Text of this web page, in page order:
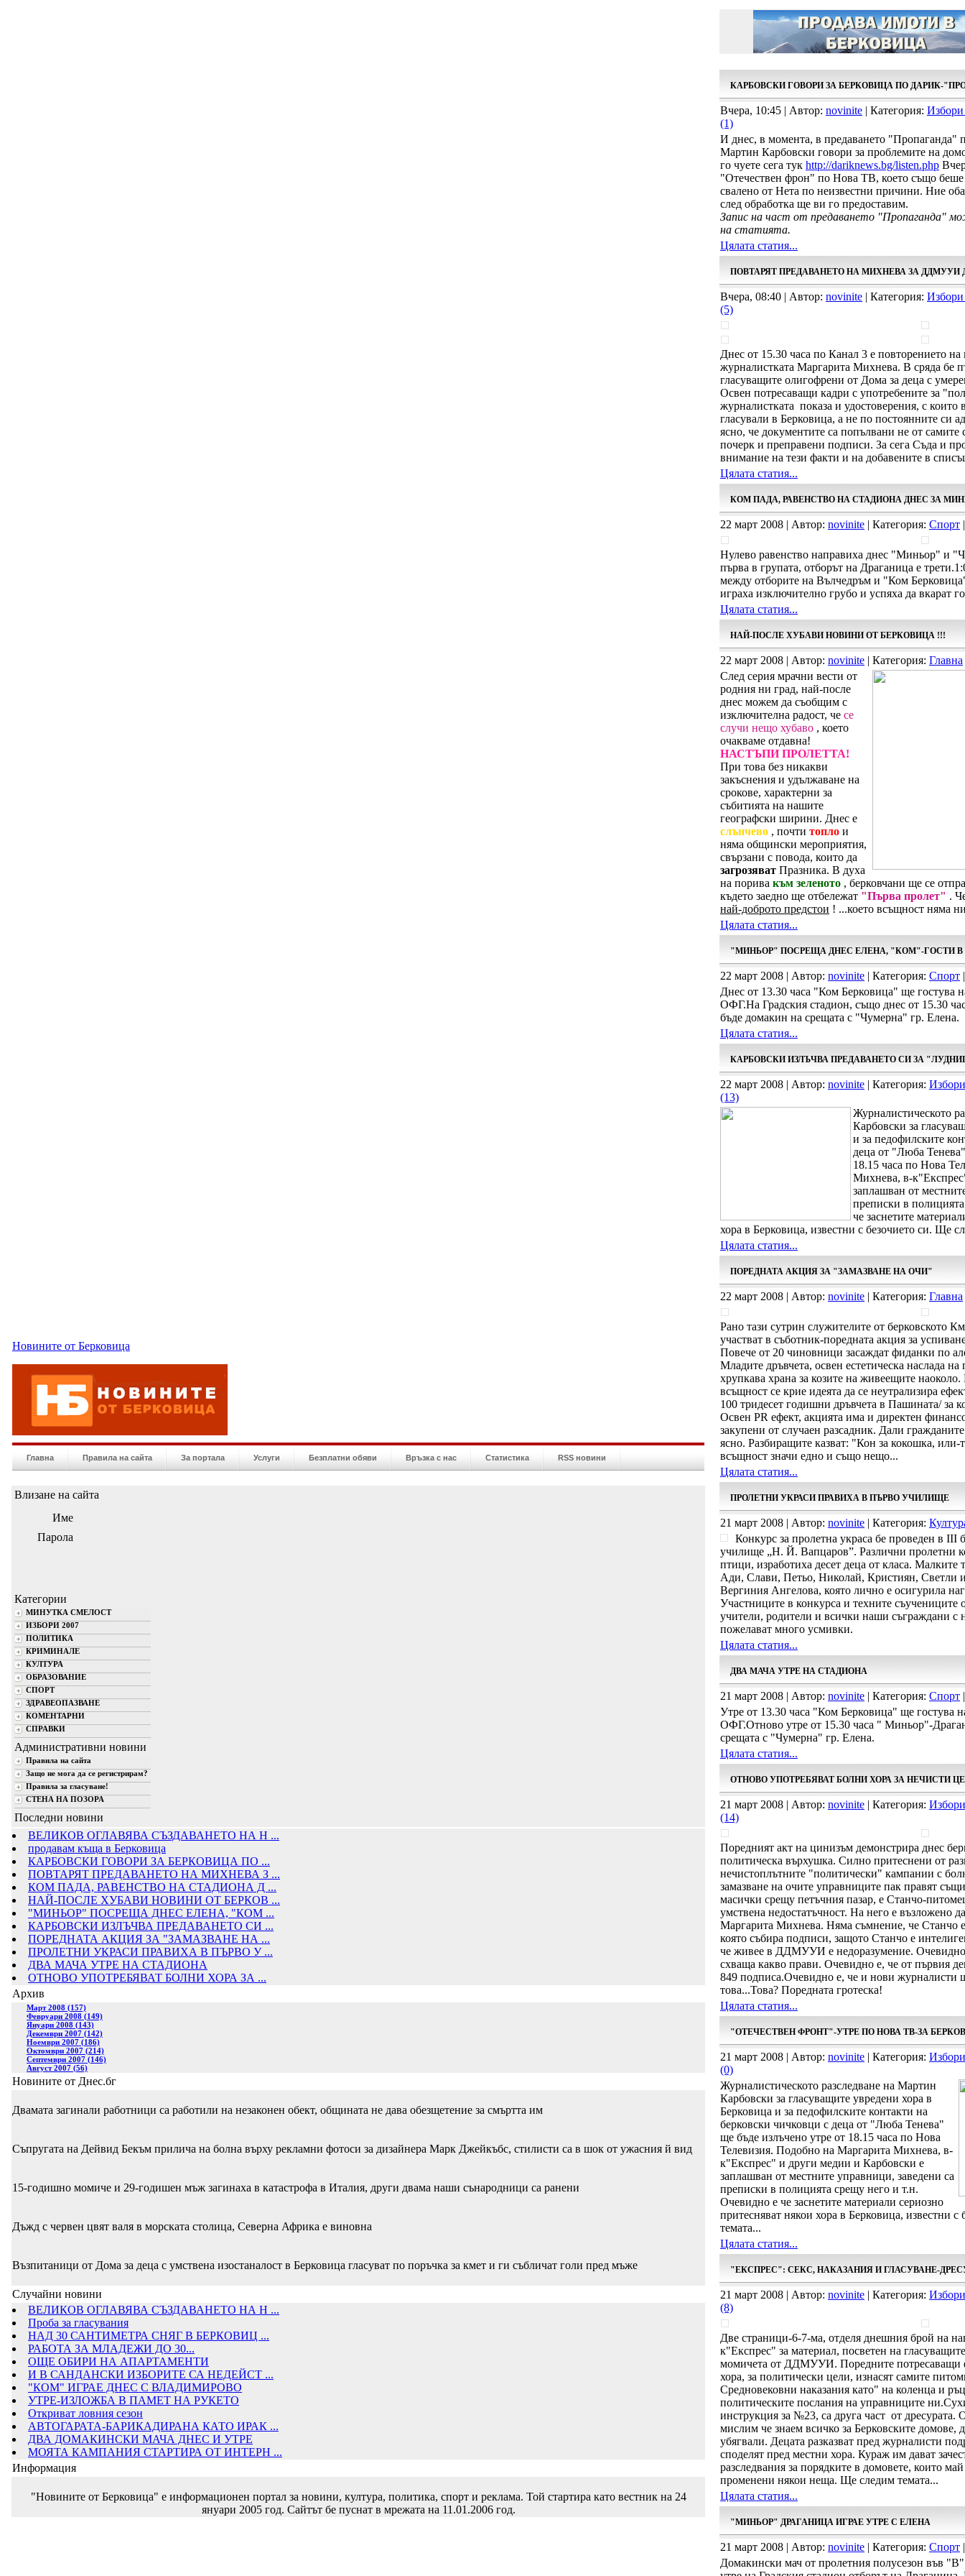
Новините от Берковица
Главна Правила на сайта За портала Услуги Безплатни обяви Връзка с нас Статистика RSS новини
Влизане на сайта
Име
Парола
Категории
МИНУТКА СМЕЛОСТ
ИЗБОРИ 2007
ПОЛИТИКА
КРИМИНАЛЕ
КУЛТУРА
ОБРАЗОВАНИЕ
СПОРТ
ЗДРАВЕОПАЗВАНЕ
КОМЕНТАРНИ
СПРАВКИ
Административни новини
Правила на сайта
Защо не мога да се регистрирам?
Правила за гласуване!
СТЕНА НА ПОЗОРА
Последни новини
ВЕЛИКОВ ОГЛАВЯВА СЪЗДАВАНЕТО НА Н ...
продавам къща в Берковица
КАРБОВСКИ ГОВОРИ ЗА БЕРКОВИЦА ПО ...
ПОВТАРЯТ ПРЕДАВАНЕТО НА МИХНЕВА З ...
КОМ ПАДА, РАВЕНСТВО НА СТАДИОНА Д ...
НАЙ-ПОСЛЕ ХУБАВИ НОВИНИ ОТ БЕРКОВ ...
"МИНЬОР" ПОСРЕЩА ДНЕС ЕЛЕНА, "КОМ ...
КАРБОВСКИ ИЗЛЪЧВА ПРЕДАВАНЕТО СИ ...
ПОРЕДНАТА АКЦИЯ ЗА "ЗАМАЗВАНЕ НА ...
ПРОЛЕТНИ УКРАСИ ПРАВИХА В ПЪРВО У ...
ДВА МАЧА УТРЕ НА СТАДИОНА
ОТНОВО УПОТРЕБЯВАТ БОЛНИ ХОРА ЗА ...
Архив
Март 2008 (157)
Февруари 2008 (149)
Януари 2008 (143)
Декември 2007 (142)
Ноември 2007 (186)
Октомври 2007 (214)
Септември 2007 (146)
Август 2007 (56)
Новините от Днес.бг
Двамата загинали работници са работили на незаконен обект, общината не дава обезщетение за смъртта им
Съпругата на Дейвид Бекъм прилича на болна върху рекламни фотоси за дизайнера Марк Джейкъбс, стилисти са в шок от ужасния й вид
15-годишно момиче и 29-годишен мъж загинаха в катастрофа в Италия, други двама наши сънародници са ранени
Дъжд с червен цвят валя в морската столица, Северна Африка е виновна
Възпитаници от Дома за деца с умствена изостаналост в Берковица гласуват по поръчка за кмет и ги събличат голи пред мъже
Случайни новини
ВЕЛИКОВ ОГЛАВЯВА СЪЗДАВАНЕТО НА Н ...
Проба за гласувания
НАД 30 САНТИМЕТРА СНЯГ В БЕРКОВИЦ ...
РАБОТА ЗА МЛАДЕЖИ ДО 30...
ОЩЕ ОБИРИ НА АПАРТАМЕНТИ
И В САНДАНСКИ ИЗБОРИТЕ СА НЕДЕЙСТ ...
"КОМ" ИГРАЕ ДНЕС С ВЛАДИМИРОВО
УТРЕ-ИЗЛОЖБА В ПАМЕТ НА РУКЕТО
Откриват ловния сезон
АВТОГАРАТА-БАРИКАДИРАНА КАТО ИРАК ...
ДВА ДОМАКИНСКИ МАЧА ДНЕС И УТРЕ
МОЯТА КАМПАНИЯ СТАРТИРА ОТ ИНТЕРН ...
Информация
"Новините от Берковица" е информационен портал за новини, култура, политика, спорт и реклама. Той стартира като вестник на 24
януари 2005 год. Сайтът бе пуснат в мрежата на 11.01.2006 год.
КАРБОВСКИ ГОВОРИ ЗА БЕРКОВИЦА ПО ДАРИК-
Вчера, 10:45 | Автор: novinite | Категория:
(1)
И днес, в момента, в предаването "Пропаганда"
Мартин Карбовски говори за проблемите на
го чуете сега тук http://dariknews.bg/listen.php
"Отечествен фрон" по Нова ТВ, което също беше
свалено от Нета по неизвестни причини. Ние
след обработка ще ви го предоставим.
Запис на част от предаването "Пропаганда"
на статията.
Цялата статия...
ПОВТАРЯТ ПРЕДАВАНЕТО НА МИХНЕВА ЗА ДДМУУИ
Вчера, 08:40 | Автор: novinite | Категория:
(5)
Днес от 15.30 часа по Канал 3 е повторението
журналистката Маргарита Михнева. В сряда бе
гласуващите олигофрени от Дома за деца с
Освен потресаващи кадри с употребените за
журналистката показа и удостоверения, с които
гласували в Берковица, а не по постоянните си
ясно, че документите са попълвани не от самите
почерк и преправени подписи. За сега Съда и
внимание на тези факти и на добавените в
Цялата статия...
КОМ ПАДА, РАВЕНСТВО НА СТАДИОНА ДНЕС ЗА
22 март 2008 | Автор: novinite | Категория: Спорт
Нулево равенство направиха днес "Миньор" и
първа в групата, отборът на Драганица е
между отборите на Вълчедръм и "Ком
играха изключително грубо и успяха да вкарат
Цялата статия...
НАЙ-ПОСЛЕ ХУБАВИ НОВИНИ ОТ БЕРКОВИЦА !!!
22 март 2008 | Автор: novinite | Категория: Главна
След серия мрачни вести от
родния ни град, най-после
днес можем да съобщим с
изключителна радост, че се
случи нещо хубаво , което
очакваме отдавна!
НАСТЪПИ ПРОЛЕТТА!
При това без никакви
закъснения и удължаване на
срокове, характерни за
събитията на нашите
географски ширини. Днес е
слънчево , почти топло и
няма общински мероприятия,
свързани с повода, които да
загрозяват Празника. В духа
на порива към зеленото , берковчани ще се
където заедно ще отбележат "Първа пролет" .
най-доброто предстои ! ...което всъщност няма
Цялата статия...
"МИНЬОР" ПОСРЕЩА ДНЕС ЕЛЕНА, "КОМ"-ГОСТИ
22 март 2008 | Автор: novinite | Категория: Спорт
Днес от 13.30 часа "Ком Берковица" ще гостува
ОФГ.На Градския стадион, също днес от 15.30
бъде домакин на срещата с "Чумерна" гр. Елена.
Цялата статия...
КАРБОВСКИ ИЗЛЪЧВА ПРЕДАВАНЕТО СИ ЗА
22 март 2008 | Автор: novinite | Категория:
(13)
Журналистическото
Карбовски за
и за педофилските
деца от "Люба
18.15 часа по Нова
Михнева, в-
заплашван от
преписки в
че заснетите
хора в Берковица, известни с безочието си. Ще
Цялата статия...
ПОРЕДНАТА АКЦИЯ ЗА "ЗАМАЗВАНЕ НА ОЧИ"
22 март 2008 | Автор: novinite | Категория: Главна
Рано тази сутрин служителите от берковското
участват в съботник-поредната акция за
Повече от 20 чиновници засаждат фиданки по
Младите дръвчета, освен естетическа наслада
хрупкава храна за козите на живеещите
всъщност се крие идеята да се неутрализира
100 тридесет годишни дръвчета в Пашината/ за
Освен PR ефект, акцията има и директен
закупени от случаен разсадник. Дали
ясно. Разбиращите казват: "Кон за кокошка, или-
всъщност значи едно и също нещо...
Цялата статия...
ПРОЛЕТНИ УКРАСИ ПРАВИХА В ПЪРВО УЧИЛИЩЕ
21 март 2008 | Автор: novinite | Категория:
Конкурс за пролетна украса бе проведен в
училище „Н. Й. Вапцаров”. Различни пролетни
птици, изработиха десет деца от класа.
Ади, Слави, Петьо, Николай, Кристиян, Светли
Вергиния Ангелова, която лично е осигурила
Участниците в конкурса и техните съучениците
учители, родители и всички наши съграждани с
пожелават много усмивки.
Цялата статия...
ДВА МАЧА УТРЕ НА СТАДИОНА
21 март 2008 | Автор: novinite | Категория: Спорт
Утре от 13.30 часа "Ком Берковица" ще гостува
ОФГ.Отново утре от 15.30 часа " Миньор"-
срещата с "Чумерна" гр. Елена.
Цялата статия...
ОТНОВО УПОТРЕБЯВАТ БОЛНИ ХОРА ЗА НЕЧИСТИ
21 март 2008 | Автор: novinite | Категория:
(14)
Поредният акт на цинизъм демонстрира днес
политическа върхушка. Силно притеснени от
нечистоплътните "политически" кампании с
замазване на очите управниците пак правят
масички срещу петъчния пазар, е Станчо-
умствена недостатъчност. На него е възложено
Маргарита Михнева. Няма съмнение, че Станчо
която събира подписи, защото Станчо е
че живее в ДДМУУИ е недоразумение. Очевидно
схваща какво прави. Очевидно е, че от първия
849 подписа.Очевидно е, че и нови журналисти
това...Това? Поредната гротеска!
Цялата статия...
"ОТЕЧЕСТВЕН ФРОНТ"-УТРЕ ПО НОВА ТВ-ЗА
21 март 2008 | Автор: novinite | Категория:
(0)
Журналистическото разследване на Мартин
Карбовски за гласуващите увредени хора в
Берковица и за педофилските контакти на
берковски чичковци с деца от "Люба Тенева"
ще бъде излъчено утре от 18.15 часа по Нова
Телевизия. Подобно на Маргарита Михнева, в-
к"Експрес" и други медии и Карбовски е
заплашван от местните управници, заведени са
преписки в полицията срещу него и т.н.
Очевидно е че заснетите материали сериозно
притесняват някои хора в Берковица, известни
темата...
Цялата статия...
"ЕКСПРЕС": СЕКС, НАКАЗАНИЯ И ГЛАСУВАНЕ-
21 март 2008 | Автор: novinite | Категория:
(8)
Две страници-6-7-ма, отделя днешния брой на
к"Експрес" за материал, посветен на
момичета от ДДМУУИ. Поредните потресаващи
хора, за политически цели, изнасят самите
Средновековни наказания като" на коленца и
политическите послания на управниците
инструкция за №23, са друга част от дресурата.
мислим че знаем всичко за Берковските домове,
убягвали. Децата разказват пред журналисти
споделят пред местни хора. Кураж им дават
разследвания за порядките в домовете, които
променени някои неща. Ще следим темата...
Цялата статия...
"МИНЬОР" ДРАГАНИЦА ИГРАЕ УТРЕ С ЕЛЕНА
21 март 2008 | Автор: novinite | Категория: Спорт
Домакински мач от пролетния полусезон във "В"